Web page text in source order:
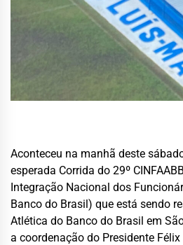
Aconteceu na manhã deste
esperada Corrida do 29º
Integração Nacional dos
Banco do Brasil) que está sendo
Atlética do Banco do Brasil em
a coordenação do Presidente